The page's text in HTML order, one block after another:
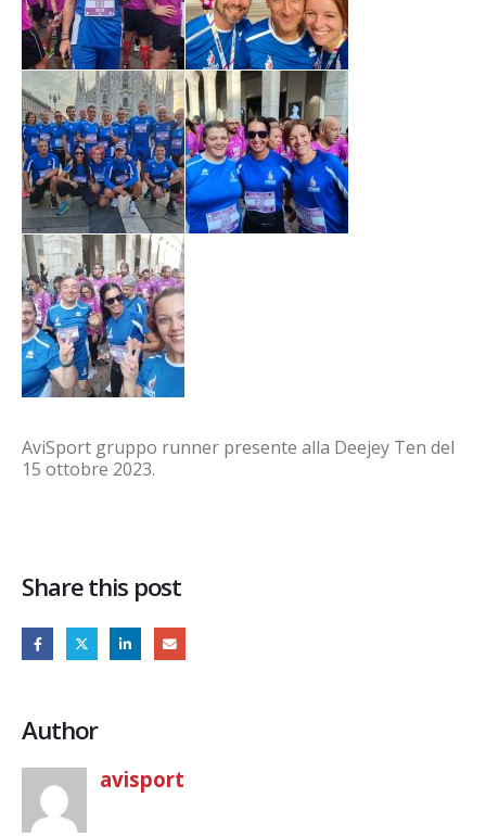
AviSport gruppo runner presente alla Deejey Ten del
15 ottobre 2023.
Share this post
Author
avisport